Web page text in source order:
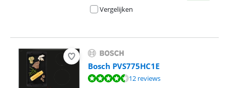
Vergelijken
Bosch PVS775HC1E
Beoordeling is 9,2 van de 10, gebaseerd op 12 reviews.
12 reviews